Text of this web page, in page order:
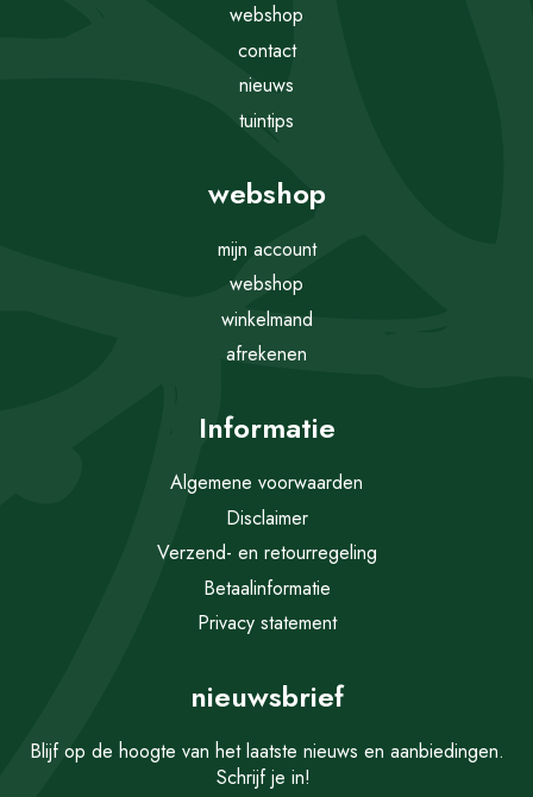
webshop
contact
nieuws
tuintips
webshop
mijn account
webshop
winkelmand
afrekenen
Informatie
Algemene voorwaarden
Disclaimer
Verzend- en retourregeling
Betaalinformatie
Privacy statement
nieuwsbrief
Blijf op de hoogte van het laatste nieuws en aanbiedingen.
Schrijf je in!